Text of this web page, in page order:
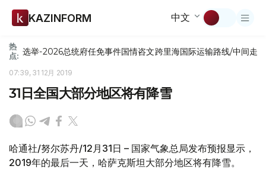
KAZINFORM 中文
热
点: 选举-2026总统府任免事件国情咨文跨里海国际运输路线/中间走廊
07:39, 31 12月 2019
31日全国大部分地区将有降雪
哈通社/努尔苏丹/12月31日 – 国家气象总局发布预报显示，
2019年的最后一天，哈萨克斯坦大部分地区将有降雪。